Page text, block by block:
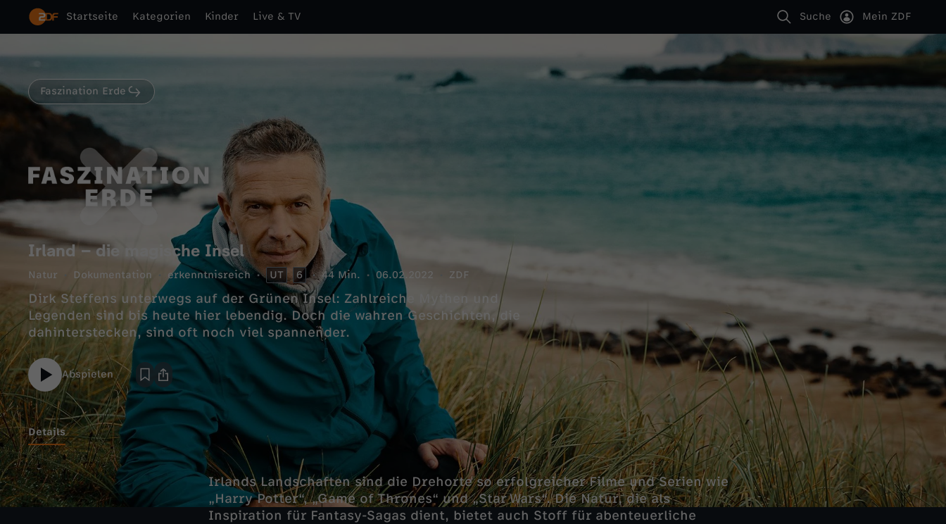
Startseite Kategorien Kinder Live & TV Suche Mein ZDF
Faszination Erde
Irland – die magische Insel
Natur Dokumentation erkenntnisreich UT 6 44 Min. 06.02.2022 ZDF
Dirk Steffens unterwegs auf der Grünen Insel: Zahlreiche Mythen und
Legenden sind bis heute hier lebendig. Doch die wahren Geschichten, die
dahinterstecken, sind oft noch viel spannender.
Abspielen
Details
Irlands Landschaften sind die Drehorte so erfolgreicher Filme und Serien wie
„Harry Potter“, „Game of Thrones“ und „Star Wars“. Die Natur, die als
Inspiration für Fantasy-Sagas dient, bietet auch Stoff für abenteuerliche